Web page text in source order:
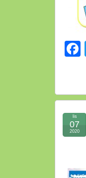
lis
07
2020